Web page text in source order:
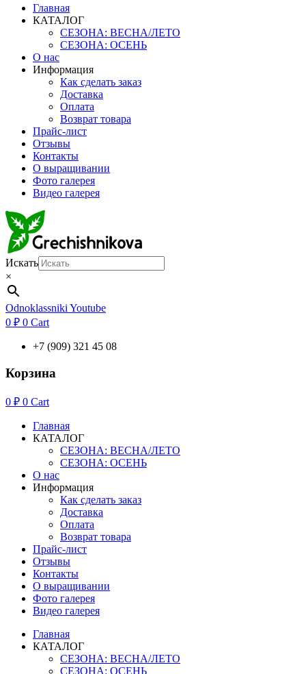
Главная
КАТАЛОГ
СЕЗОНА: ВЕСНА/ЛЕТО
СЕЗОНА: ОСЕНЬ
О нас
Информация
Как сделать заказ
Доставка
Оплата
Возврат товара
Прайс-лист
Отзывы
Контакты
О выращивании
Фото галерея
Видео галерея
Искать
×
Odnoklassniki Youtube
0 ₽ 0 Cart
+7 (909) 321 45 08
Корзина
0 ₽ 0 Cart
Главная
КАТАЛОГ
СЕЗОНА: ВЕСНА/ЛЕТО
СЕЗОНА: ОСЕНЬ
О нас
Информация
Как сделать заказ
Доставка
Оплата
Возврат товара
Прайс-лист
Отзывы
Контакты
О выращивании
Фото галерея
Видео галерея
Главная
КАТАЛОГ
СЕЗОНА: ВЕСНА/ЛЕТО
СЕЗОНА: ОСЕНЬ